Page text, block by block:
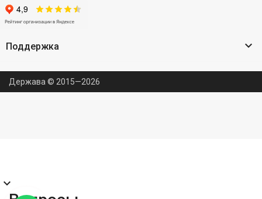
Поддержка 
Держава © 2015—2026
expand_more